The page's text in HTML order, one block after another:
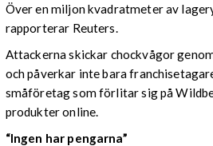
Över en miljon kvadratmeter av
rapporterar Reuters.
Attackerna skickar chockvågor
och påverkar inte bara
småföretag som förlitar sig på
produkter online.
“Ingen har pengarna”